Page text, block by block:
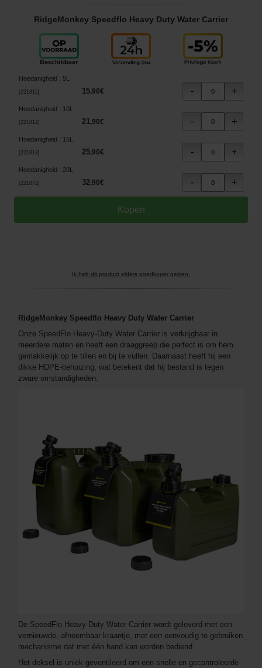
RidgeMonkey Speedflo Heavy Duty Water Carrier
Hoedanigheid : 5L
221811 ] 15,90€
Hoedanigheid : 10L
221812] 21,90€
Hoedanigheid : 15L
221813 ] 25,90€
Hoedanigheid : 20L
221872] 32,90€
Ik heb dit product elders goedkoper gezien.
RidgeMonkey Speedflo Heavy Duty Water Carrier
Onze SpeedFlo Heavy-Duty Water Carrier is verkrijgbaar in
meerdere maten en heeft een draaggreep die perfect is om hem
gemakkelijk op te tillen en bij te vullen. Daarnaast heeft hij een
dikke HDPE-behuizing, wat betekent dat hij bestand is tegen
zware omstandigheden.
De SpeedFlo Heavy-Duty Water Carrier wordt geleverd met een
vernieuwde, afneembaar kraantje, met een eenvoudig te gebruiken
mechanisme dat met één hand kan worden bediend.
Het deksel is uniek geventileerd om een snelle en gecontroleerde